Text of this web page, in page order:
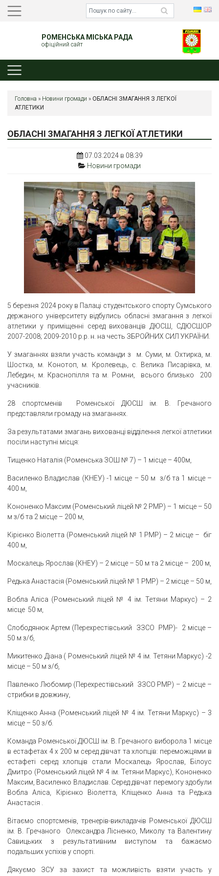
РОМЕНСЬКА МІСЬКА РАДА
офіційний сайт
Головна » Новини громади » ОБЛАСНІ ЗМАГАННЯ З ЛЕГКОЇ
АТЛЕТИКИ
ОБЛАСНІ ЗМАГАННЯ З ЛЕГКОЇ АТЛЕТИКИ
07.03.2024 в 08:39
Новини громади
5 березня 2024 року в Палаці студентського спорту Сумського
держаного університету відбулись обласні змагання з легкої
атлетики у приміщенні серед вихованців ДЮСШ, СДЮСШОР
2007-2008; 2009-2010 р.р. н. на честь ЗБРОЙНИХ СИЛ УКРАЇНИ.
У змаганнях взяли участь команди з м. Суми, м. Охтирка, м.
Шостка, м. Конотоп, м. Кролевець, с. Велика Писарівка, м.
Лебедин, м. Краснопілля та м. Ромни, всього близько 200
учасників.
28 спортсменів Роменської ДЮСШ ім. В. Гречаного
представляли громаду на змаганнях.
За результатами змагань вихованці відділення легкої атлетики
посіли наступні місця:
Тищенко Наталія (Роменська ЗОШ № 7) – 1 місце – 400м,
Василенко Владислав (КНЕУ) -1 місце – 50 м з/б та 1 місце –
400 м,
Кононенко Максим (Роменський ліцей № 2 РМР) – 1 місце – 50
м з/б та 2 місце – 200 м,
Кірієнко Віолетта (Роменський ліцей № 1 РМР) – 2 місце – біг
400 м,
Москалець Ярослав (КНЕУ) – 2 місце – 50 м та 2 місце – 200 м,
Редька Анастасія (Роменський ліцей № 1 РМР) – 2 місце – 50 м,
Вобла Аліса (Роменський ліцей № 4 ім. Тетяни Маркус) – 2
місце 50 м,
Слободянюк Артем (Перехрестівський ЗЗСО РМР)- 2 місце –
50 м з/б,
Микитенко Діана ( Роменський ліцей № 4 ім. Тетяни Маркус) -2
місце – 50 м з/б,
Павленко Любомир (Перехрестівський ЗЗСО РМР) – 2 місце –
стрибки в довжину,
Кліщенко Анна (Роменський ліцей № 4 ім. Тетяни Маркус) – 3
місце – 50 з/б.
Команда Роменської ДЮСШ ім. В. Гречаного виборола 1 місце
в естафетах 4 х 200 м серед дівчат та хлопців: переможцями в
естафеті серед хлопців стали Москалець Ярослав, Білоус
Дмитро (Роменський ліцей № 4 ім. Тетяни Маркус), Кононенко
Максим, Василенко Владислав. Серед дівчат перемогу здобули
Вобла Аліса, Кірієнко Віолетта, Кліщенко Анна та Редька
Анастасія .
Вітаємо спортсменів, тренерів-викладачів Роменської ДЮСШ
ім. В. Гречаного Олександра Лісненко, Миколу та Валентину
Савицьких з результативним виступом та бажаємо
подальших успіхів у спорті.
Дякуємо ЗСУ за захист та можливість взяти участь у